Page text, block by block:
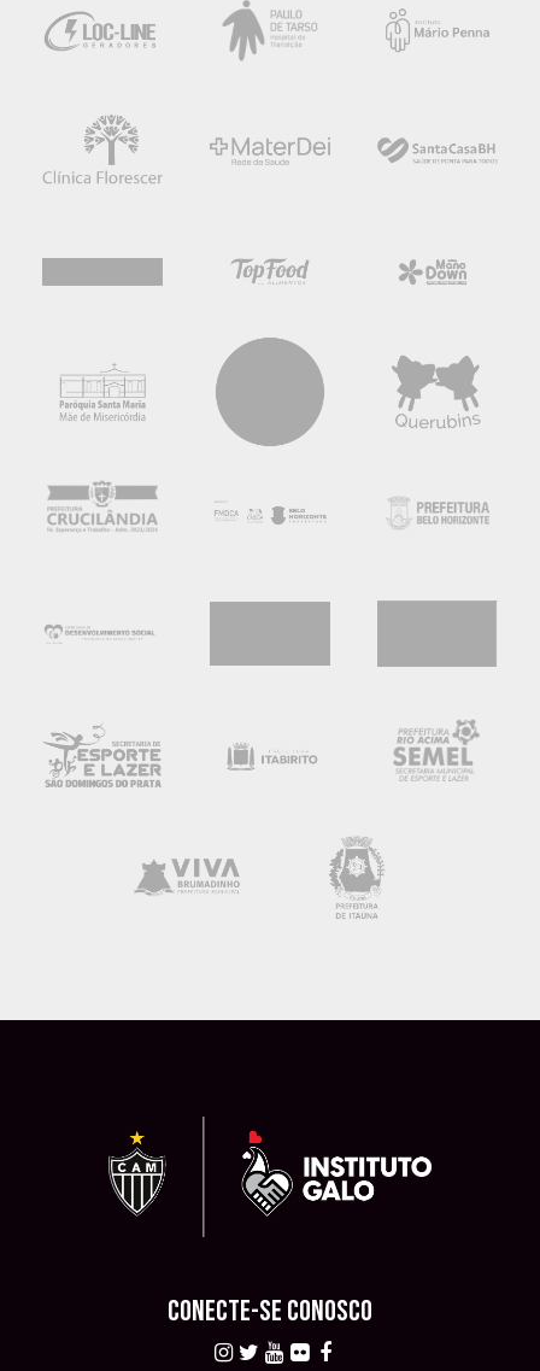
CONECTE-SE CONOSCO